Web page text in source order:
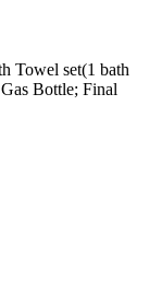
Towel set(1 bath
Bottle; Final